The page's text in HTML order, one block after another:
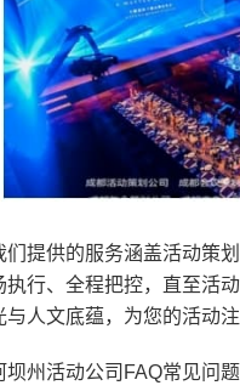
们提供的服务涵盖活动策
执行、全程把控，直至活
与人文底蕴，为您的活动
坝州活动公司FAQ常见问